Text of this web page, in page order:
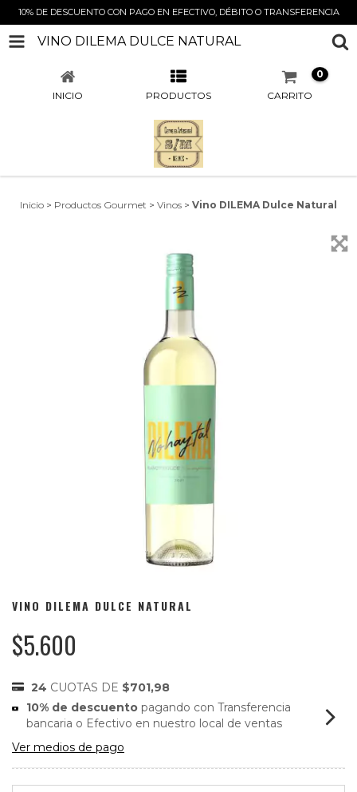
10% DE DESCUENTO CON PAGO EN EFECTIVO, DÉBITO O TRANSFERENCIA
VINO DILEMA DULCE NATURAL
INICIO PRODUCTOS CARRITO
0
Inicio > Productos Gourmet > Vinos > Vino DILEMA Dulce Natural
VINO DILEMA DULCE NATURAL
$5.600
24 CUOTAS DE $701,98
10% de descuento pagando con Transferencia
bancaria o Efectivo en nuestro local de ventas
Ver medios de pago